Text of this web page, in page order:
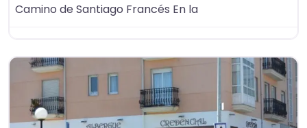
Camino de Santiago Francés En la